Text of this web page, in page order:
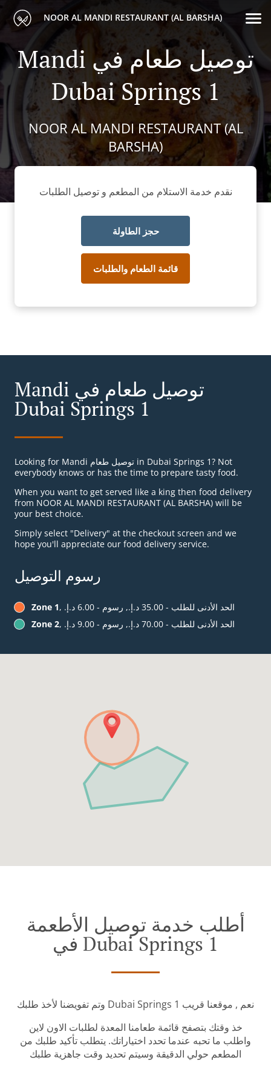
NOOR AL MANDI RESTAURANT (AL BARSHA)
Mandi توصيل طعام في
Dubai Springs 1
NOOR AL MANDI RESTAURANT (AL
BARSHA)
نقدم خدمة الاستلام من المطعم و توصيل الطلبات
حجز الطاولة
قائمة الطعام والطلبات
Mandi توصيل طعام في
Dubai Springs 1
Looking for Mandi توصيل طعام in Dubai Springs 1? Not
everybody knows or has the time to prepare tasty food.
When you want to get served like a king then food delivery
from NOOR AL MANDI RESTAURANT (AL BARSHA) will be
your best choice.
Simply select "Delivery" at the checkout screen and we
hope you'll appreciate our food delivery service.
رسوم التوصيل
Zone 1
, الحد الأدنى للطلب - ‏35.00 د.إ.‏, رسوم - ‏6.00 د.إ.‏
Zone 2
, الحد الأدنى للطلب - ‏70.00 د.إ.‏, رسوم - ‏9.00 د.إ.‏
أطلب خدمة توصيل الأطعمة
في Dubai Springs 1
وتم تفويضنا لأخذ طلبك Dubai Springs 1 نعم , موقعنا قريب
خذ وقتك بتصفح قائمة طعامنا المعدة لطلبات الاون لاين
واطلب ما تحبه عندما تحدد اختياراتك. يتطلب تأكيد طلبك من
المطعم حولي الدقيقة وسيتم تحديد وقت جاهزية طلبك